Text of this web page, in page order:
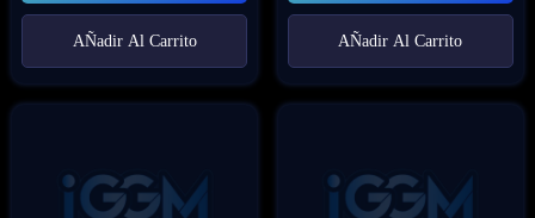
AÑadir Al Carrito AÑadir Al Carrito